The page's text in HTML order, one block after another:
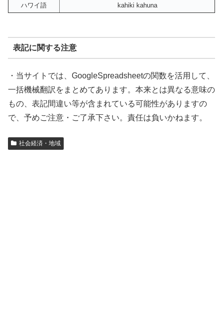
ハワイ語
kahiki kahuna
表記に関する注意
・当サイトでは、GoogleSpreadsheetの関数を活用して、
一括機械翻訳をまとめてあります。本来とは異なる意味の
もの、表記間違い等が含まれている可能性がありますの
で、予めご注意・ご了承下さい。責任は負いかねます。
社会経済・地域